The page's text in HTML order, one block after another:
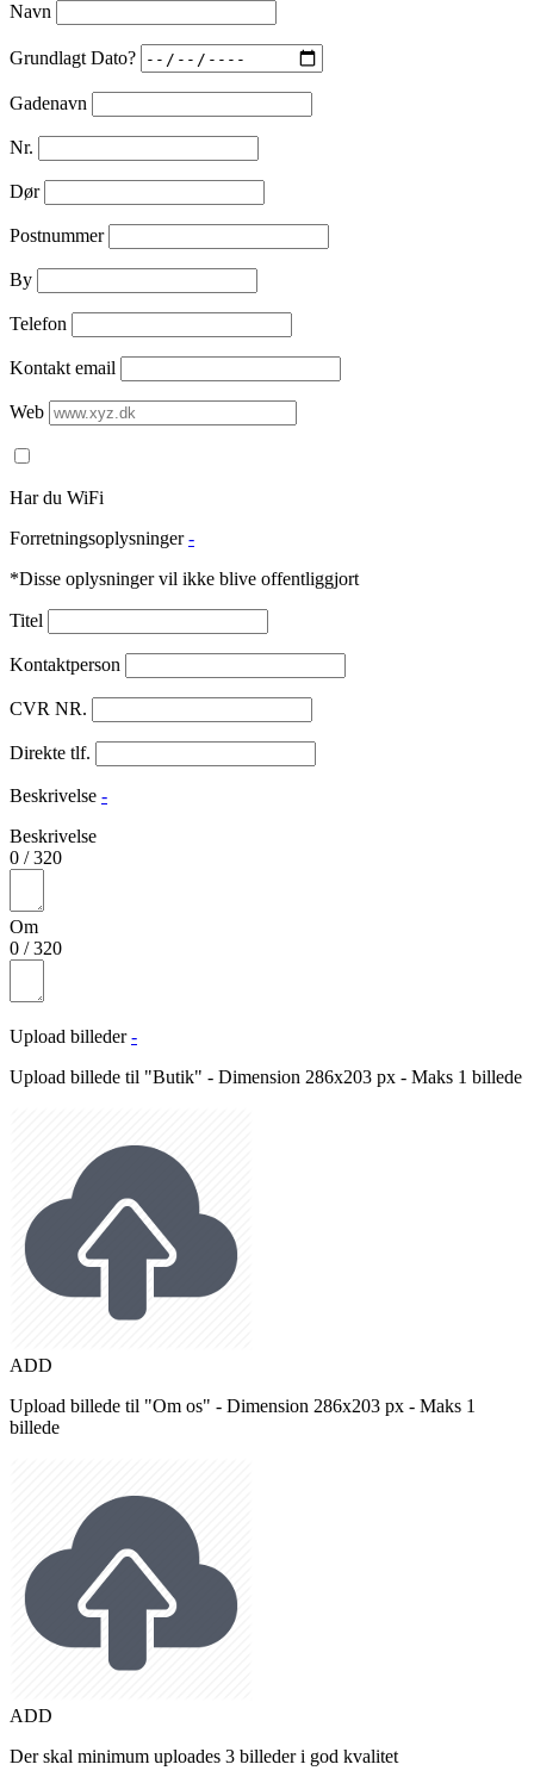
Navn
Grundlagt Dato?
Gadenavn
Nr.
Dør
Postnummer
By
Telefon
Kontakt email
Web
Har du WiFi
Forretningsoplysninger -
*Disse oplysninger vil ikke blive offentliggjort
Titel
Kontaktperson
CVR NR.
Direkte tlf.
Beskrivelse -
Beskrivelse
0 /320
Om
0 /320
Upload billeder -
Upload billede til "Butik" - Dimension 286x203 px - Maks 1 billede
ADD
Upload billede til "Om os" - Dimension 286x203 px - Maks 1
billede
ADD
Der skal minimum uploades 3 billeder i god kvalitet